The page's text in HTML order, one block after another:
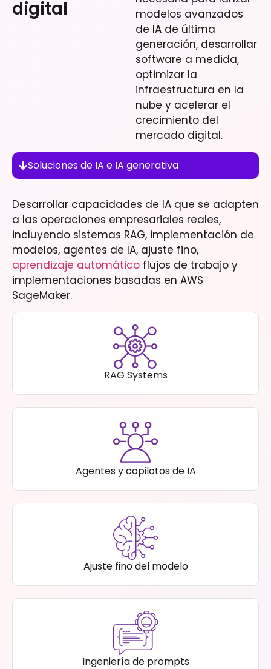
digital
modelos avanzados
de IA de última
generación, desarrollar
software a medida,
optimizar la
infraestructura en la
nube y acelerar el
crecimiento del
mercado digital.
Soluciones de IA e IA generativa
Desarrollar capacidades de IA que se adapten
a las operaciones empresariales reales,
incluyendo sistemas RAG, implementación de
modelos, agentes de IA, ajuste fino,
aprendizaje automático flujos de trabajo y
implementaciones basadas en AWS
SageMaker.
RAG Systems
Agentes y copilotos de IA
Ajuste fino del modelo
Ingeniería de prompts